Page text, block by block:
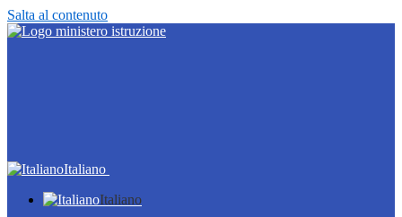
Salta al contenuto
Italiano
Italiano